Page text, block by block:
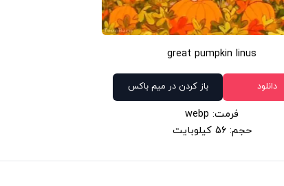
great pumpkin linus
دانلود باز کردن در میم باکس
فرمت: webp
حجم: 56 کیلوبایت